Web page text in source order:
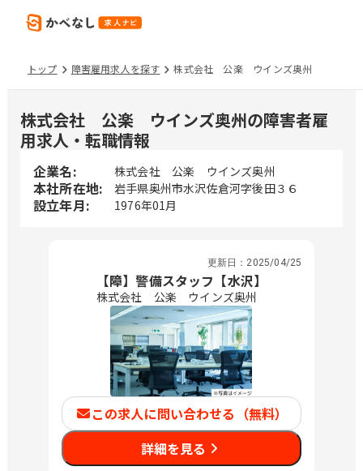
トップ 障害雇用求人を探す 株式会社 公楽 ウインズ奥州
株式会社 公楽 ウインズ奥州の障害者雇
用求人・転職情報
企業名: 株式会社 公楽 ウインズ奥州
本社所在地: 岩手県奥州市水沢佐倉河字後田３６
設立年月: 1976年01月
更新日： 2025/04/25
【障】警備スタッフ【水沢】
株式会社 公楽 ウインズ奥州
この求人に問い合わせる（無料）
詳細を見る